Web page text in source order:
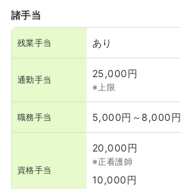
諸手当
残業手当 あり
通勤手当
25,000円
※上限
職務手当 5,000円～8,000円
資格手当
20,000円
※正看護師
10,000円